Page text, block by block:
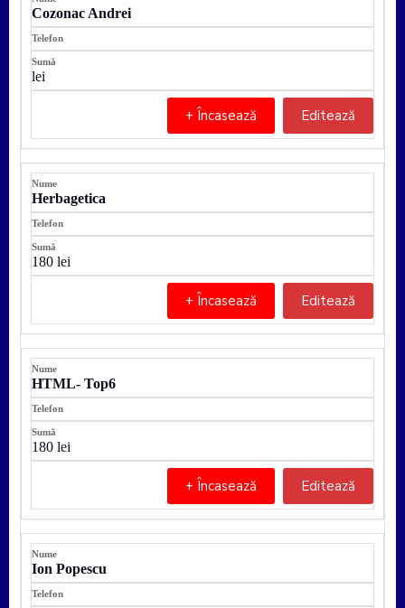
Cozonac Andrei
lei
+ Încasează Editează
Herbagetica
180 lei
+ Încasează Editează
HTML- Top6
180 lei
+ Încasează Editează
Ion Popescu